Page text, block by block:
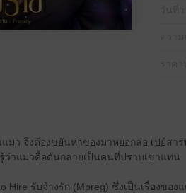
แมว จึงต้องขยันหาของมาหยอกล่อ เปย์ส
ว่าแมวดื้อดันกลายเป็นคนที่ปราบเขาแทน
Hire รับจ้างรัก (Mpreg) ซึ่งเป็นเรื่อง